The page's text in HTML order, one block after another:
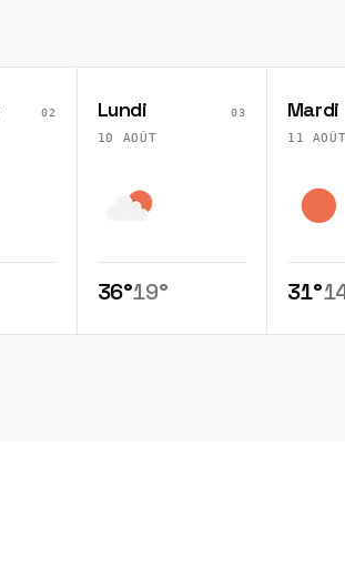
02 Lundi
10 AOÛT
03
36°19°
Mardi
11 AOÛT
31°